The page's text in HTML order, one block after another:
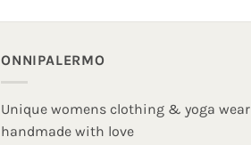
ONNIPALERMO
Unique womens clothing & yoga wear
handmade with love